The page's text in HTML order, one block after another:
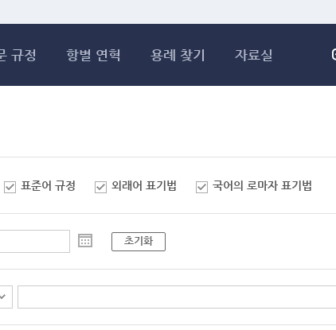
규정 항별 연혁 용례 찾기 자료실
표준어 규정 외래어 표기법 국어의 로마자 표기법
초기화